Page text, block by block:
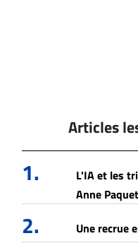
Articles
1.
L'IA et les
Anne
2. Une recrue